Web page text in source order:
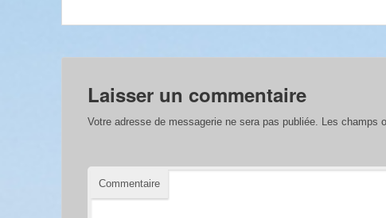
Laisser un commentaire
Votre adresse de messagerie ne sera pas publiée. Les champs
Commentaire